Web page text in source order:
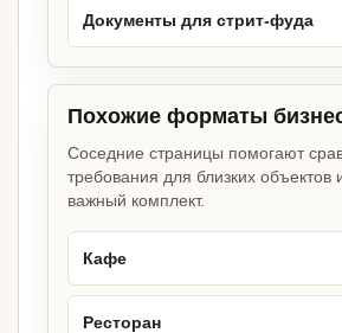
Документы для стрит-фуда
Похожие форматы
Соседние страницы помогают
требования для близких объектов
важный комплект.
Кафе
Ресторан